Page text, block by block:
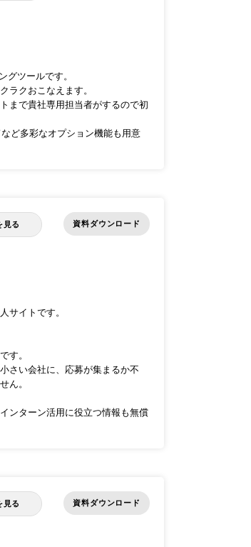
グツールです。
ラクおこなえます。
まで貴社専用担当者がするので初
ど多彩なオプション機能も用意
見る 資料ダウンロード
サイトです。
す。
さい会社に、応募が集まるか不
ん。
ンターン活用に役立つ情報も無償
見る 資料ダウンロード